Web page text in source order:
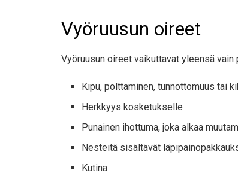
Vyöruusun oireet
Vyöruusun oireet vaikuttavat yleensä
Kipu, polttaminen, tunnottomuus tai
Herkkyys kosketukselle
Punainen ihottuma, joka alkaa
Nesteitä sisältävät
Kutina